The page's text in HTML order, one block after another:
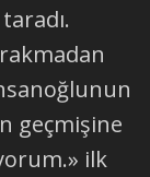
geçmişine
ilk